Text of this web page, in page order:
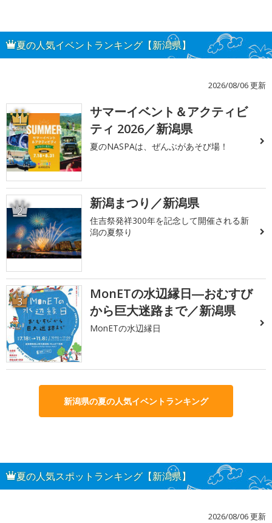
夏の人気イベントランキング【新潟県】
2026/08/06 更新
1
サマーイベント＆アクティビ
ティ 2026／新潟県
夏のNASPAは、ぜんぶがあそび場！
2 新潟まつり／新潟県
住吉祭発祥300年を記念して開催される新
潟の夏祭り
3
MonETの水辺縁日―おむすび
から巨大迷路まで／新潟県
MonETの水辺縁日
新潟県の夏の人気イベントランキング
夏の人気スポットランキング【新潟県】
2026/08/06 更新